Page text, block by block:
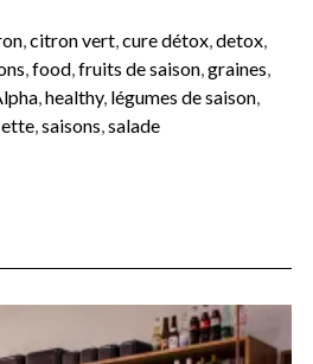
, citron vert, cure détox, detox,
food, fruits de saison, graines
, healthy, légumes de saison,
, saisons salade